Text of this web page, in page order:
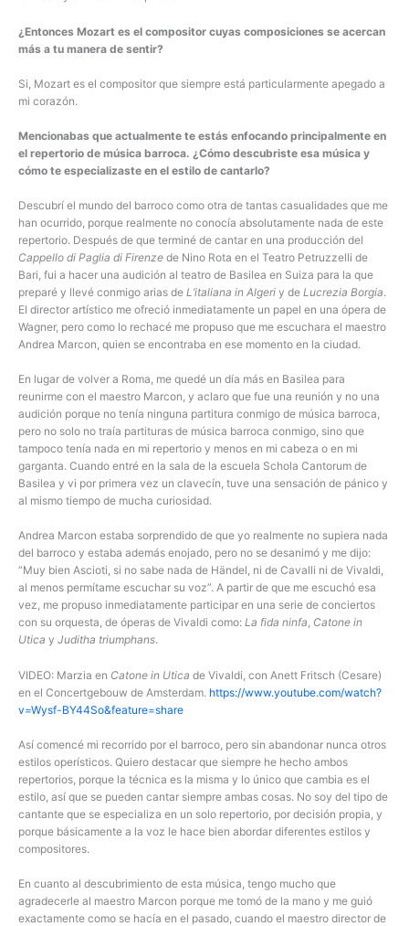
¿Entonces Mozart es el compositor cuyas composiciones se acercan
más a tu manera de sentir?
Si, Mozart es el compositor que siempre está particularmente apegado a
mi corazón.
Mencionabas que actualmente te estás enfocando principalmente en
el repertorio de música barroca. ¿Cómo descubriste esa música y
cómo te especializaste en el estilo de cantarlo?
Descubrí el mundo del barroco como otra de tantas casualidades que me
han ocurrido, porque realmente no conocía absolutamente nada de este
repertorio. Después de que terminé de cantar en una producción del
Cappello di Paglia di Firenze de Nino Rota en el Teatro Petruzzelli de
Bari, fui a hacer una audición al teatro de Basilea en Suiza para la que
preparé y llevé conmigo arias de L’italiana in Algeri y de Lucrezia Borgia.
El director artístico me ofreció inmediatamente un papel en una ópera de
Wagner, pero como lo rechacé me propuso que me escuchara el maestro
Andrea Marcon, quien se encontraba en ese momento en la ciudad.
En lugar de volver a Roma, me quedé un día más en Basilea para
reunirme con el maestro Marcon, y aclaro que fue una reunión y no una
audición porque no tenía ninguna partitura conmigo de música barroca,
pero no solo no traía partituras de música barroca conmigo, sino que
tampoco tenía nada en mi repertorio y menos en mi cabeza o en mi
garganta. Cuando entré en la sala de la escuela Schola Cantorum de
Basilea y vi por primera vez un clavecín, tuve una sensación de pánico y
al mismo tiempo de mucha curiosidad.
Andrea Marcon estaba sorprendido de que yo realmente no supiera nada
del barroco y estaba además enojado, pero no se desanimó y me dijo:
“Muy bien Ascioti, si no sabe nada de Händel, ni de Cavalli ni de Vivaldi,
al menos permítame escuchar su voz”. A partir de que me escuchó esa
vez, me propuso inmediatamente participar en una serie de conciertos
con su orquesta, de óperas de Vivaldi como: La fida ninfa, Catone in
Utica y Juditha triumphans.
VIDEO: Marzia en Catone in Utica de Vivaldi, con Anett Fritsch (Cesare)
en el Concertgebouw de Amsterdam. https://www.youtube.com/watch?
v=Wysf-BY44So&feature=share
Así comencé mi recorrido por el barroco, pero sin abandonar nunca otros
estilos operísticos. Quiero destacar que siempre he hecho ambos
repertorios, porque la técnica es la misma y lo único que cambia es el
estilo, así que se pueden cantar siempre ambas cosas. No soy del tipo de
cantante que se especializa en un solo repertorio, por decisión propia, y
porque básicamente a la voz le hace bien abordar diferentes estilos y
compositores.
En cuanto al descubrimiento de esta música, tengo mucho que
agradecerle al maestro Marcon porque me tomó de la mano y me guió
exactamente como se hacía en el pasado, cuando el maestro director de